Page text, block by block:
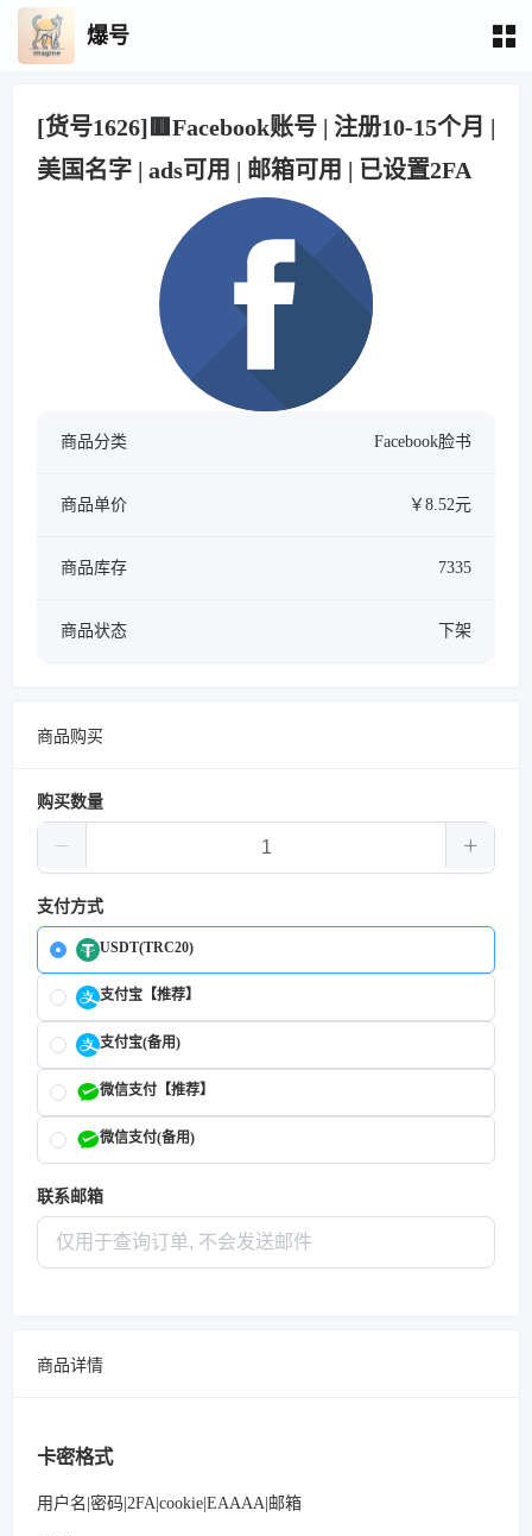
爆号
[货号1626]🟥Facebook账号 | 注册10-15个月 |
美国名字 | ads可用 | 邮箱可用 | 已设置2FA
商品分类 Facebook脸书
商品单价 ￥8.52元
商品库存 7335
商品状态 下架
商品购买
购买数量
支付方式
USDT(TRC20)
支付宝【推荐】
支付宝(备用)
微信支付【推荐】
微信支付(备用)
联系邮箱
商品详情
卡密格式
用户名|密码|2FA|cookie|EAAAA|邮箱